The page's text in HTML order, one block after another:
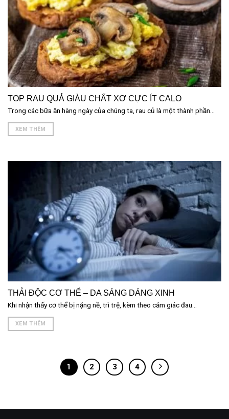
TOP RAU QUẢ GIÀU CHẤT XƠ CỰC ÍT CALO
Trong các bữa ăn hàng ngày của chúng ta, rau củ là một thành phần...
XEM THÊM
THẢI ĐỘC CƠ THỂ – DA SÁNG DÁNG XINH
Khi nhận thấy cơ thể bị nặng nề, trì trệ, kèm theo cảm giác đau...
XEM THÊM
1 2 3 4